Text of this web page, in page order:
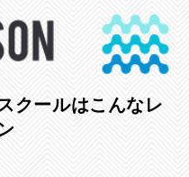
クールはこんなレ